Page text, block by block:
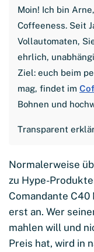
Moin! Ich bin
Coffeeness. Seit
Vollautomaten,
ehrlich,
Ziel: euch beim
mag, findet im
Bohnen und
Transparent
Normalerweise
zu Hype-
Comandante
erst an. Wer
mahlen will und
Preis hat, wird in